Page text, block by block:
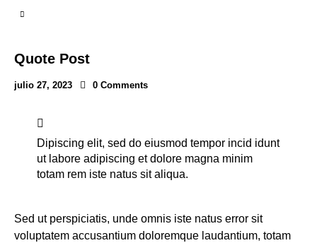
Quote Post
julio 27, 2023 0 Comments
Dipiscing elit, sed do eiusmod tempor incid idunt
ut labore adipiscing et dolore magna minim
totam rem iste natus sit aliqua.
Sed ut perspiciatis, unde omnis iste natus error sit
voluptatem accusantium doloremque laudantium, totam